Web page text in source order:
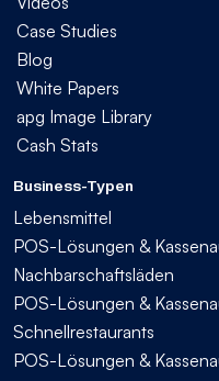
Case Studies
Blog
White Papers
apg Image Library
Cash Stats
Business-Typen
Lebensmittel
POS-Lösungen &
Nachbarschaftsläden
POS-Lösungen &
Schnellrestaurants
POS-Lösungen &